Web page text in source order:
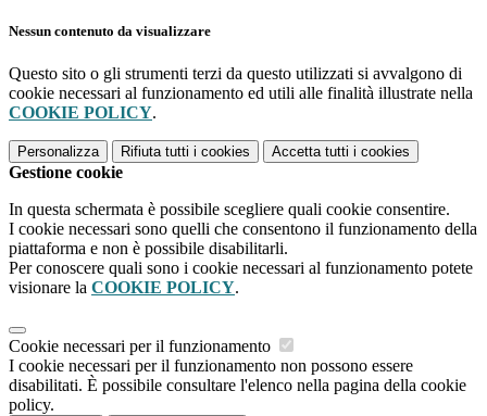
Nessun contenuto da visualizzare
Questo sito o gli strumenti terzi da questo utilizzati si avvalgono di
cookie necessari al funzionamento ed utili alle finalità illustrate nella
COOKIE POLICY.
Personalizza Rifiuta tutti i cookies Accetta tutti i cookies
Gestione cookie
In questa schermata è possibile scegliere quali cookie consentire.
I cookie necessari sono quelli che consentono il funzionamento della
piattaforma e non è possibile disabilitarli.
Per conoscere quali sono i cookie necessari al funzionamento potete
visionare la COOKIE POLICY.
Cookie necessari per il funzionamento
I cookie necessari per il funzionamento non possono essere
disabilitati. È possibile consultare l'elenco nella pagina della cookie
policy.